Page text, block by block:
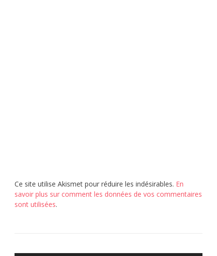
Ce site utilise Akismet pour réduire les indésirables. En
savoir plus sur comment les données de vos commentaires
sont utilisées.